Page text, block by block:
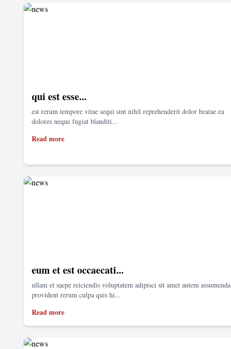
qui est esse...
est rerum tempore vitae sequi sint nihil reprehenderit dolor beatae ea
dolores neque fugiat blanditi...
Read more
eum et est occaecati...
ullam et saepe reiciendis voluptatem adipisci sit amet autem assumenda
provident rerum culpa quis hi...
Read more